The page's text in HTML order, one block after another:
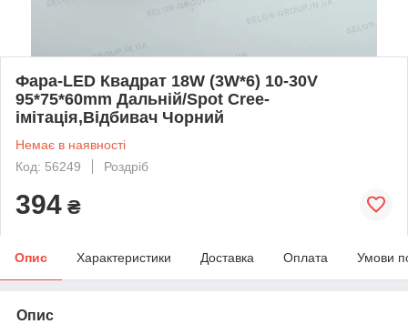
Фара-LED Квадрат 18W (3W*6) 10-30V
95*75*60mm Дальній/Spot Cree-
імітація,Відбивач Чорний
Немає в наявності
Код: 56249
Роздріб
394 ₴
Опис Характеристики Доставка Оплата Умови
Опис